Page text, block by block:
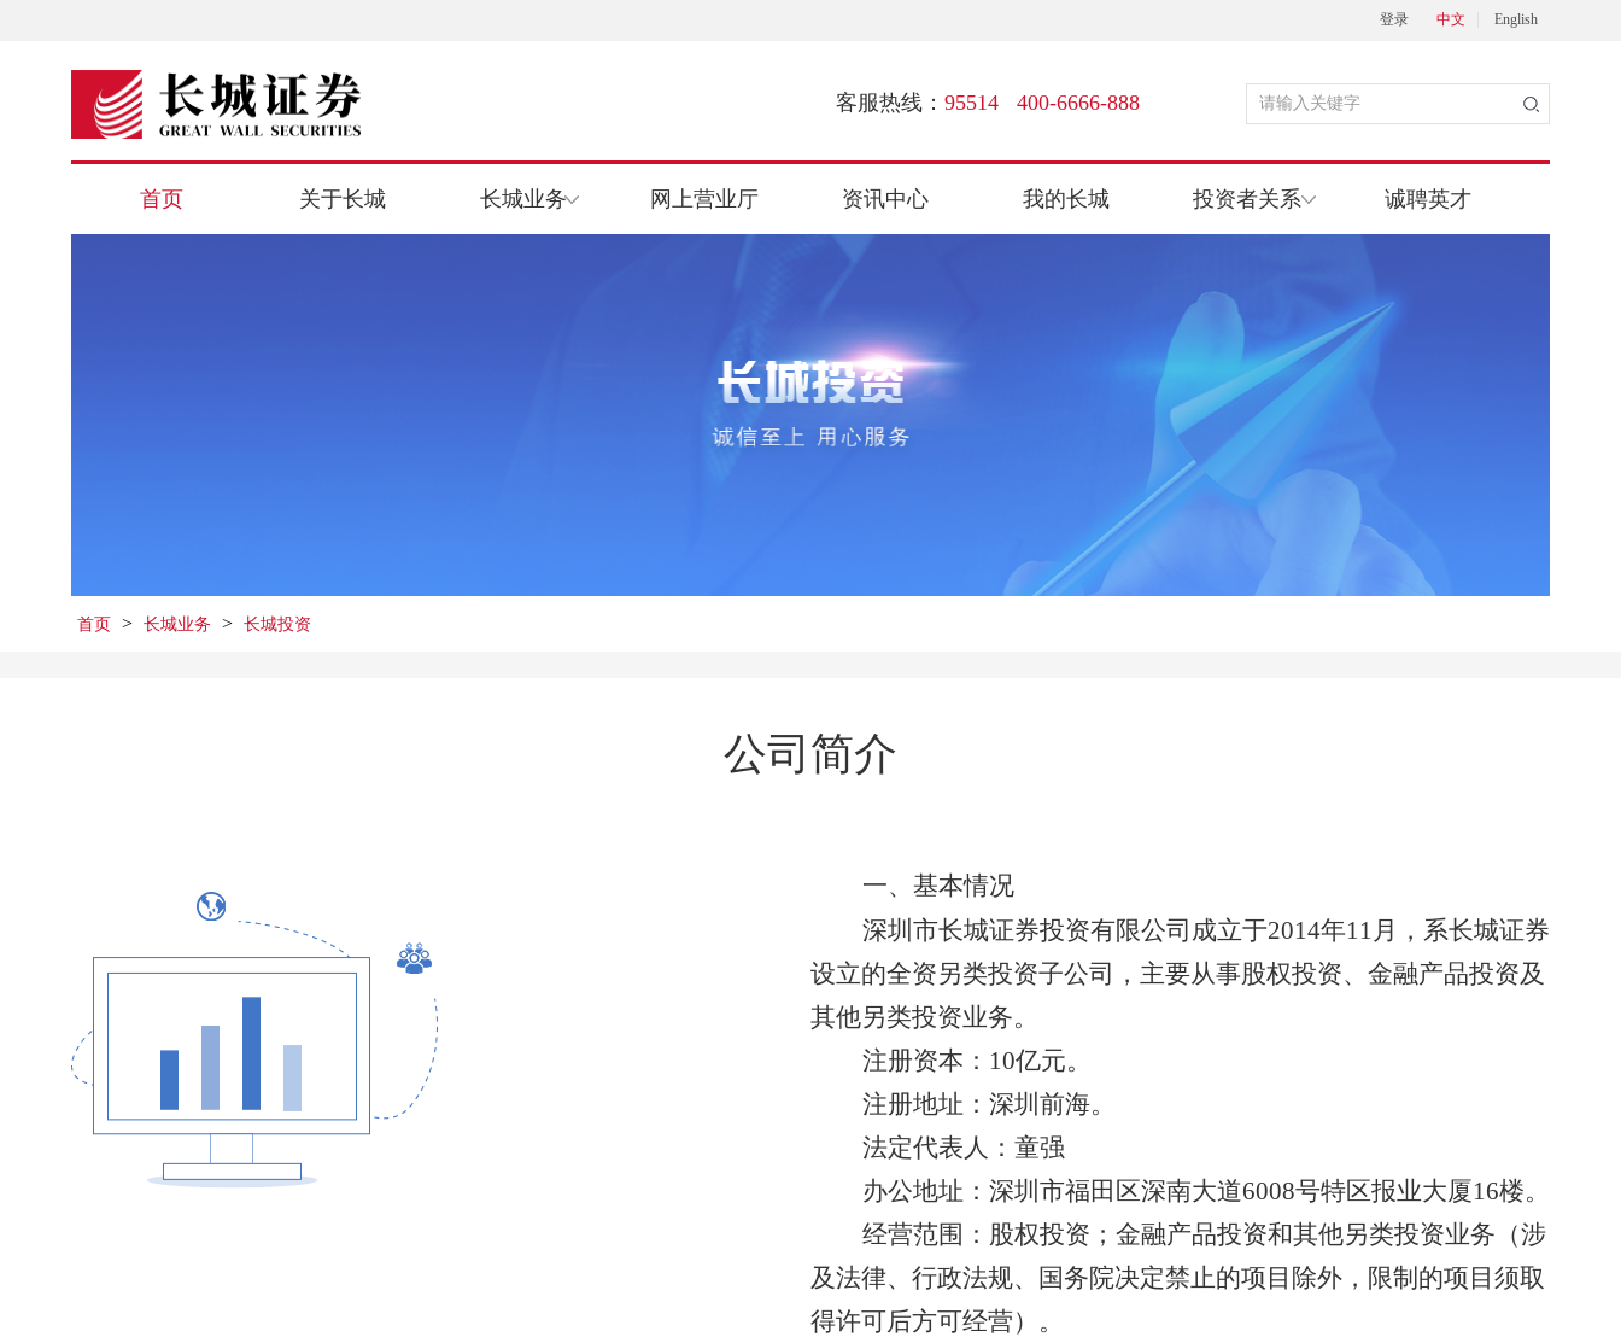
登录 中文 English
客服热线： 95514 400-6666-888
首页 关于长城 长城业务 网上营业厅 资讯中心 我的长城 投资者关系 诚聘英才
首页 > 长城业务 > 长城投资
公司简介
一、基本情况
深圳市长城证券投资有限公司成立于2014年11月，系长城证券
设立的全资另类投资子公司，主要从事股权投资、金融产品投资及
其他另类投资业务。
注册资本 ： 10亿元。
注册地址 ：深圳前海。
法定代表人 ：童强
办公地址 ：深圳市福田区深南大道6008号特区报业大厦16楼。
经营范围 ：股权投资；金融产品投资和其他另类投资业务（涉
及法律、行政法规、国务院决定禁止的项目除外，限制的项目须取
得许可后方可经营）。